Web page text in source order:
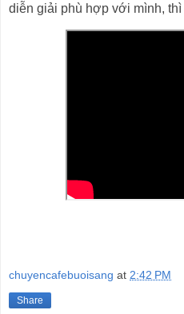
diễn giải phù hợp với mình,
chuyencafebuoisang at 2:42 PM
Share